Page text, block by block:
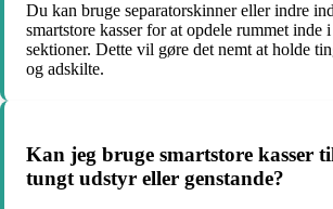
Du kan bruge separatorskinner eller indre
smartstore kasser for at opdele rummet inde
sektioner. Dette vil gøre det nemt at holde
og adskilte.
Kan jeg bruge smartstore kasser
tungt udstyr eller genstande?